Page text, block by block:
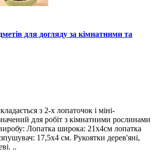
для догляду за кімнатними та
з 2-х лопаточок і міні-
для робіт з кімнатними рослинами
Лопатка широка: 21х4см лопатка
17,5х4 см. Рукоятки дерев'яні,
..